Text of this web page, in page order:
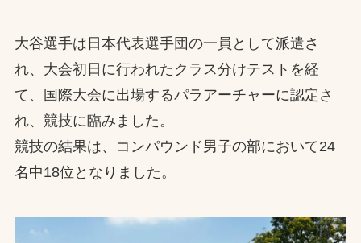
大谷選手は日本代表選手団の一員として派遣さ
れ、大会初日に行われたクラス分けテストを経
て、国際大会に出場するパラアーチャーに認定さ
れ、競技に臨みました。
競技の結果は、コンパウンド男子の部において24
名中18位となりました。